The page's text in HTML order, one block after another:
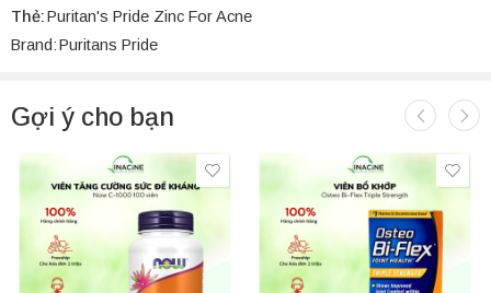
Dậy Thì
Viên Ngừa Mụn Puritan’s Pride Zinc For Acne là sản phẩm chăm
các sản phẩm dinh dưỡng và chăm sóc sức khỏe tự nhiên. Đây là
một sản phẩm chứa nhiều thành phần quan trọng giúp ngăn ngừa
mụn và hỗ trợ sức khỏe da.
Thẻ:Puritan's Pride Zinc For Acne
Brand:Puritans Pride
Gợi ý cho bạn